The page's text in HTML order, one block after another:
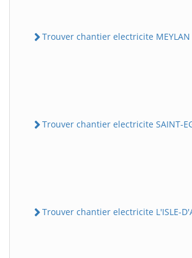
Trouver chantier electricite MEYLAN
Trouver chantier electricite SAINT-
Trouver chantier electricite L'ISLE-